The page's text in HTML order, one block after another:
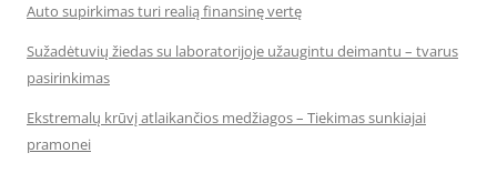
Auto supirkimas turi realią finansinę vertę
Sužadėtuvių žiedas su laboratorijoje užaugintu deimantu – tvarus
pasirinkimas
Ekstremalų krūvį atlaikančios medžiagos – Tiekimas sunkiajai
pramonei